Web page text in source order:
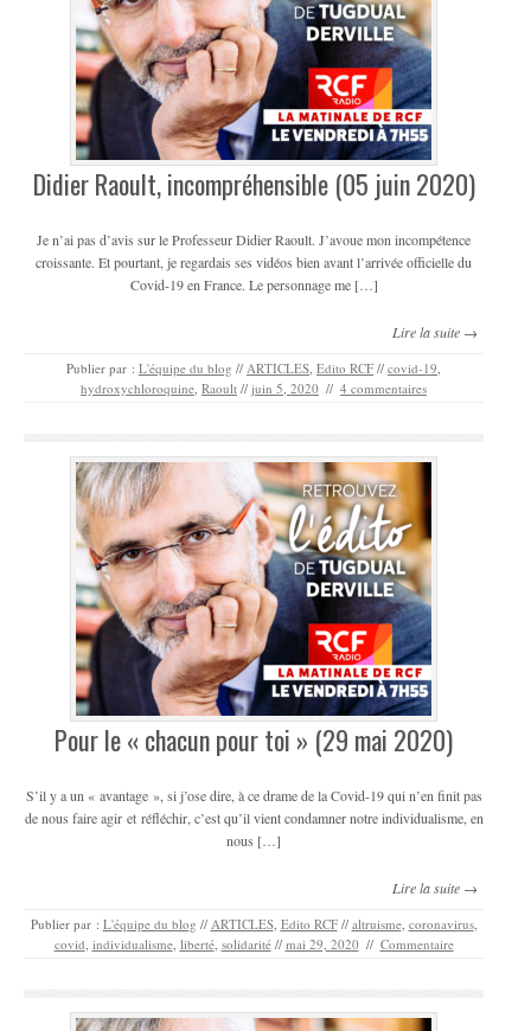
Didier Raoult, incompréhensible (05 juin 2020)
Je n’ai pas d’avis sur le Professeur Didier Raoult. J’avoue mon incompétence
croissante. Et pourtant, je regardais ses vidéos bien avant l’arrivée officielle du
Covid-19 en France. Le personnage me […]
Lire la suite →
Publier par : L'équipe du blog // ARTICLES Edito RCF // covid-19
hydroxychloroquine Raoult // juin 5, 2020 // 4 commentaires
Pour le « chacun pour toi » (29 mai 2020)
S’il y a un « avantage », si j’ose dire, à ce drame de la Covid-19 qui n’en finit pas
de nous faire agir et réfléchir, c’est qu’il vient condamner notre individualisme, en
nous […]
Lire la suite →
Publier par : L'équipe du blog // ARTICLES, Edito RCF // altruisme, coronavirus,
covid individualisme, liberté, solidarité // mai 29, 2020 // Commentaire